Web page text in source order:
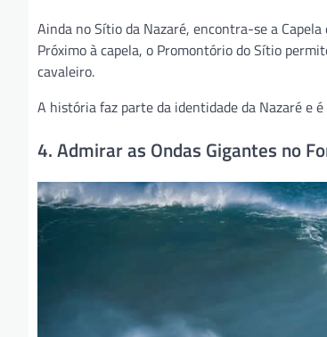
Ainda no Sítio da Nazaré, encontra-se a
Próximo à capela, o Promontório do Sítio
cavaleiro.
A história faz parte da identidade da Nazaré e
4. Admirar as Ondas Gigantes no